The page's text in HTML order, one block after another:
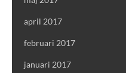
april 2017
februari 2017
januari 2017